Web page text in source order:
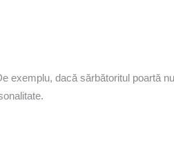
exemplu, dacă sărbătoritul poartă